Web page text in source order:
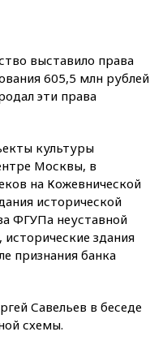
23:23
«Оренбург» в
России
миграционном кризисе в
набрал миллион
Минпромторг:
«Кванта» не
прекращения
телевизоров в
области
22:22 Минфин: в июле
выставило права
605,5 млн рублей
эти права
культуры
Москвы, в
на Кожевнической
исторической
ФГУПа неуставной
здания
признания банка
Савельев в беседе
схемы.